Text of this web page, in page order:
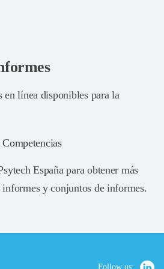
en línea disponibles para la
España para obtener más
y conjuntos de informes.
Follow us: